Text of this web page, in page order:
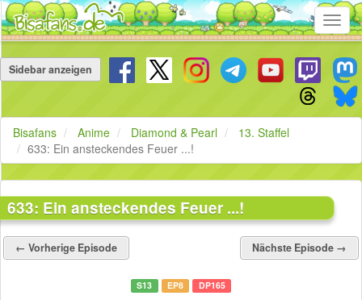
überspringen
Sidebar anzeigen
Bisafans Anime Diamond & Pearl
13. Staffel
633: Ein ansteckendes Feuer ...!
633: Ein ansteckendes Feuer ...!
← Vorherige Episode Nächste Episode →
S13 EP8 DP165